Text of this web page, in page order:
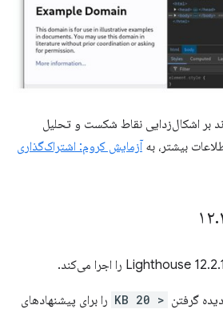
بر اشکال‌زدایی نقاط شکست و تحلیل
بیشتر، بهآزمایش کروم: اشتراک‌گذاری
.
گرفتن < 20 KB
را برای پیشنهادهای